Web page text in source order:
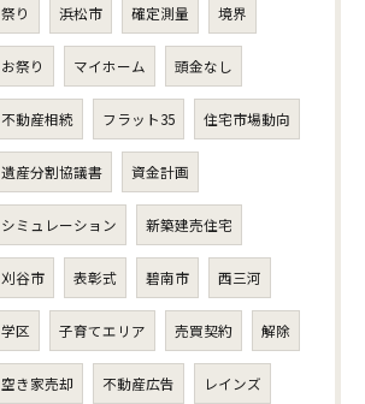
祭り 浜松市 確定測量 境界
お祭り マイホーム 頭金なし
不動産相続 フラット35 住宅市場動向
遺産分割協議書 資金計画
シミュレーション 新築建売住宅
刈谷市 表彰式 碧南市 西三河
学区 子育てエリア 売買契約 解除
空き家売却 不動産広告 レインズ